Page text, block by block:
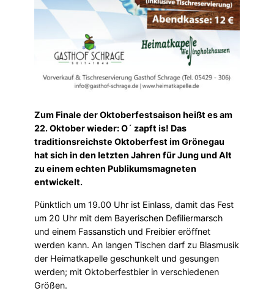
Zum Finale der Oktoberfestsaison heißt es am
22. Oktober wieder: O´ zapft is! Das
traditionsreichste Oktoberfest im Grönegau
hat sich in den letzten Jahren für Jung und Alt
zu einem echten Publikumsmagneten
entwickelt.
Pünktlich um 19.00 Uhr ist Einlass, damit das Fest
um 20 Uhr mit dem Bayerischen Defiliermarsch
und einem Fassanstich und Freibier eröffnet
werden kann. An langen Tischen darf zu Blasmusik
der Heimatkapelle geschunkelt und gesungen
werden; mit Oktoberfestbier in verschiedenen
Größen.